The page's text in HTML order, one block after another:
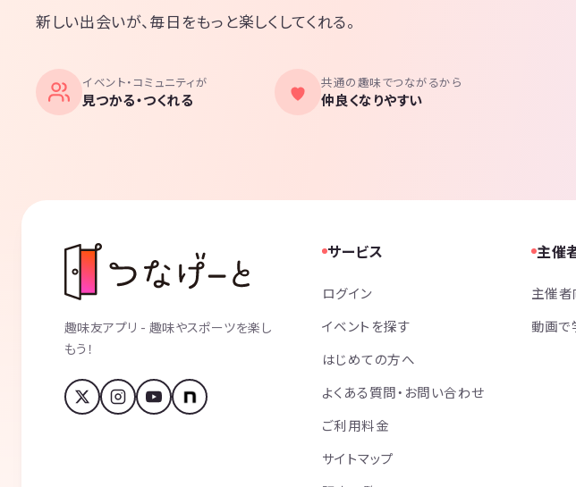
新しい出会いが、毎日をもっと楽しくしてくれる。
イベント・コミュニティが
見つかる・つくれる
共通の趣味でつながるから
仲良くなりやすい
趣味友アプリ - 趣味やスポーツを楽し
もう！
サービス
ログイン
イベントを探す
はじめての方へ
よくある質問・お問い合わせ
ご利用料金
サイトマップ
主催
主催
動画で